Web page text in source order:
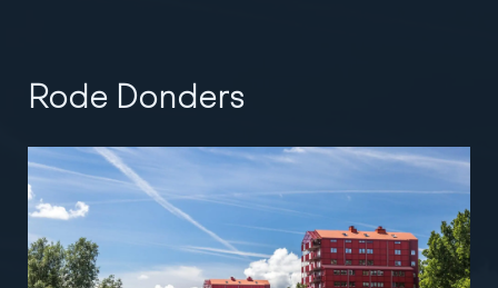
Rode Donders